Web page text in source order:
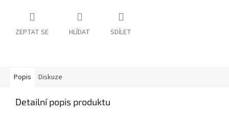
ZEPTAT SE HLÍDAT SDÍLET
Popis Diskuze
Detailní popis produktu